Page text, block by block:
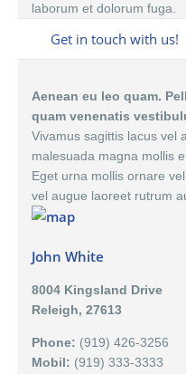
laborum et dolorum fuga.
Get in touch with us!
Aenean eu leo quam.
quam venenatis
Vivamus sagittis lacus vel
malesuada magna mollis
Eget urna mollis ornare
vel augue laoreet rutrum
John White
8004 Kingsland Drive
Releigh, 27613
Phone: (919) 426-3256
Mobil: (919) 333-3333